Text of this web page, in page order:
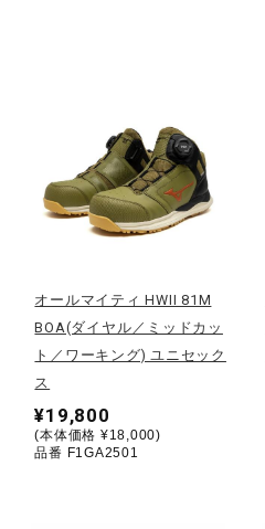
メディカル
セール
その他
オールマイティ HWII 81M
BOA(ダイヤル／ミッドカッ
ト／ワーキング) ユニセック
ス
¥19,800
(本体価格 ¥18,000)
品番 F1GA2501